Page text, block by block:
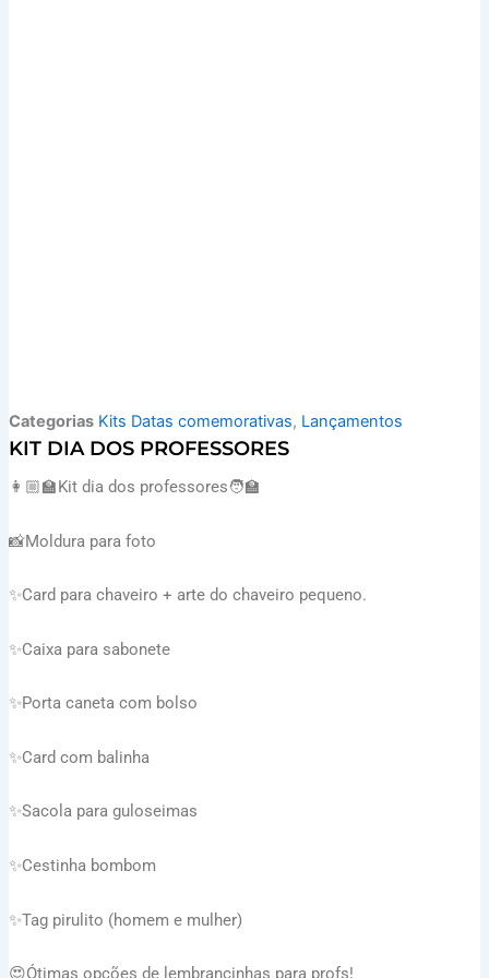
Categorias Kits Datas comemorativas, Lançamentos
KIT DIA DOS PROFESSORES
👩🏼‍🏫Kit dia dos professores🧑‍🏫
📸Moldura para foto
✨Card para chaveiro + arte do chaveiro pequeno.
✨Caixa para sabonete
✨Porta caneta com bolso
✨Card com balinha
✨Sacola para guloseimas
✨Cestinha bombom
✨Tag pirulito (homem e mulher)
😍Ótimas opções de lembrancinhas para profs!